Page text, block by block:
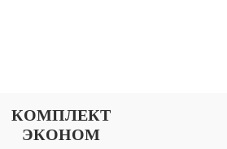
КОМПЛЕКТ
ЭКОНОМ